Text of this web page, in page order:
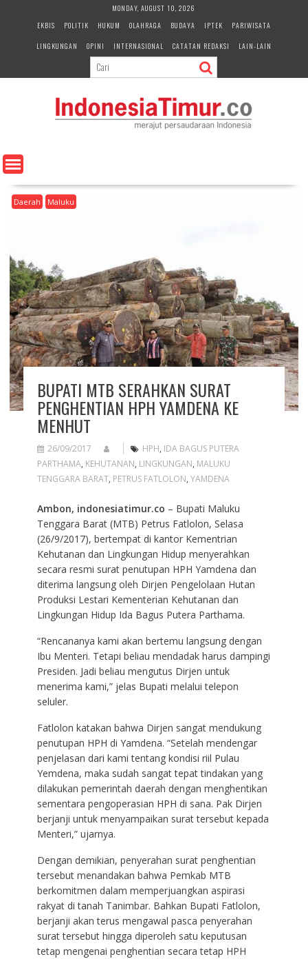
e
n
MONDAY, AUGUST 10, 2026
EKBIS
POLITIK HUKUM OLAHRAGA BUDAYA IPTEK
PARIWISATA
LINGKUNGAN
OPINI INTERNASIONAL CATATAN REDAKSI LAIN-LAIN
Daerah Maluku
BUPATI MTB SERAHKAN SURAT
PENGHENTIAN HPH YAMDENA KE
MENHUT
26/09/2017 HPH, IDA BAGUS PUTERA
PARTHAMA, KEHUTANAN, LINGKUNGAN, MALUKU
TENGGARA BARAT, PETRUS FATLOLON, YAMDENA
Ambon, indonesiatimur.co – Bupati Maluku
Tenggara Barat (MTB) Petrus Fatlolon, Selasa
(26/9/2017), bertempat di kantor Kementrian
Kehutanan dan Lingkungan Hidup menyerahkan
secara resmi surat penutupan HPH Yamdena dan
diterima langsung oleh Dirjen Pengelolaan Hutan
Produksi Lestari Kementerian Kehutanan dan
Lingkungan Hidup Ida Bagus Putera Parthama.
“Rencananya kami akan bertemu langsung dengan
Ibu Menteri. Tetapi beliau mendadak harus dampingi
Presiden. Jadi beliau mengutus Dirjen untuk
menerima kami,” jelas Bupati melalui telepon
seluler.
Fatlolon katakan bahwa Dirjen sangat mendukung
penutupan HPH di Yamdena. “Setelah mendengar
penjelasan dari kami tentang kondisi riil Pulau
Yemdena, maka sudah sangat tepat tindakan yang
dilakukan pemerintah daerah dengan menghentikan
sementara pengoperasian HPH di sana. Pak Dirjen
berjanji untuk menyampaikan surat tersebut kepada
Menteri,” ujarnya.
Dengan demikian, penyerahan surat penghentian
tersebut menandakan bahwa Pemkab MTB
berkomitmen dalam memperjuangkan aspirasi
rakyat di tanah Tanimbar. Bahkan Bupati Fatlolon,
berjanji akan terus mengawal pasca penyerahan
surat tersebut hingga diperoleh satu keputusan
tetap mengenai penghentian secara tetap HPH